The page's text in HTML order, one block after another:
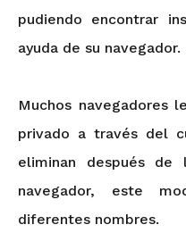
pudiendo encontrar
ayuda de su navegador.
Muchos navegadores
privado a través del
eliminan después de
navegador, este
diferentes nombres.